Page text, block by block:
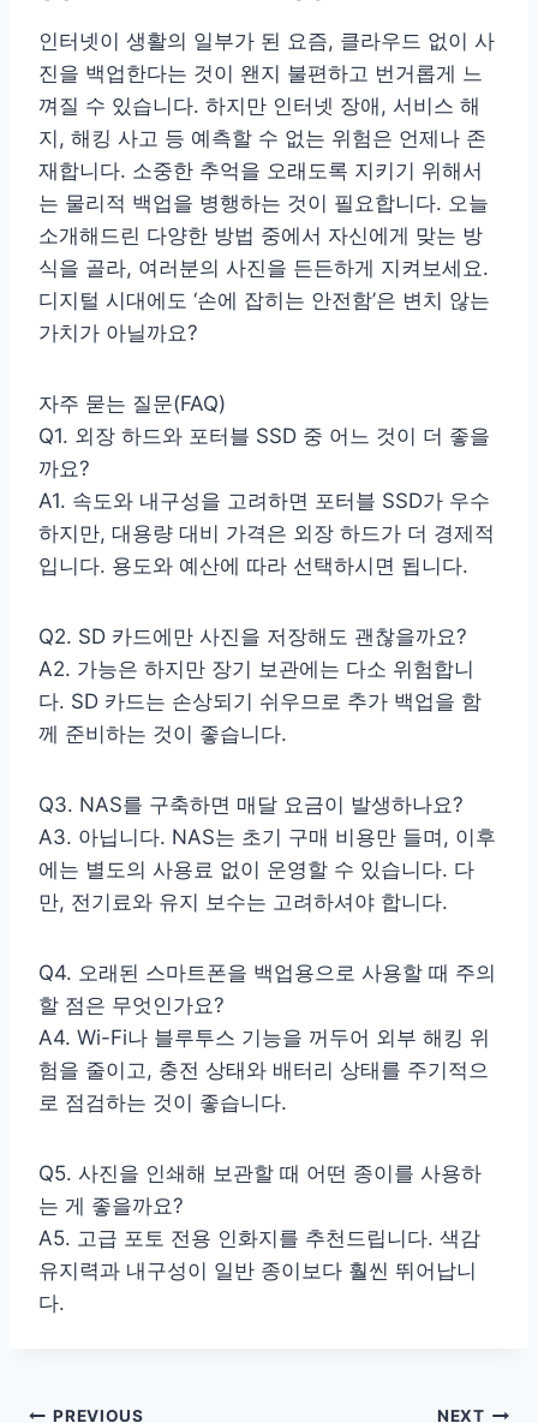
인터넷이 생활의 일부가 된 요즘, 클라우드 없이 사
진을 백업한다는 것이 왠지 불편하고 번거롭게 느
껴질 수 있습니다. 하지만 인터넷 장애, 서비스 해
지, 해킹 사고 등 예측할 수 없는 위험은 언제나 존
재합니다. 소중한 추억을 오래도록 지키기 위해서
는 물리적 백업을 병행하는 것이 필요합니다. 오늘
소개해드린 다양한 방법 중에서 자신에게 맞는 방
식을 골라, 여러분의 사진을 든든하게 지켜보세요.
디지털 시대에도 ‘손에 잡히는 안전함’은 변치 않는
가치가 아닐까요?
자주 묻는 질문(FAQ)
Q1. 외장 하드와 포터블 SSD 중 어느 것이 더 좋을
까요?
A1. 속도와 내구성을 고려하면 포터블 SSD가 우수
하지만, 대용량 대비 가격은 외장 하드가 더 경제적
입니다. 용도와 예산에 따라 선택하시면 됩니다.
Q2. SD 카드에만 사진을 저장해도 괜찮을까요?
A2. 가능은 하지만 장기 보관에는 다소 위험합니
다. SD 카드는 손상되기 쉬우므로 추가 백업을 함
께 준비하는 것이 좋습니다.
Q3. NAS를 구축하면 매달 요금이 발생하나요?
A3. 아닙니다. NAS는 초기 구매 비용만 들며, 이후
에는 별도의 사용료 없이 운영할 수 있습니다. 다
만, 전기료와 유지 보수는 고려하셔야 합니다.
Q4. 오래된 스마트폰을 백업용으로 사용할 때 주의
할 점은 무엇인가요?
A4. Wi-Fi나 블루투스 기능을 꺼두어 외부 해킹 위
험을 줄이고, 충전 상태와 배터리 상태를 주기적으
로 점검하는 것이 좋습니다.
Q5. 사진을 인쇄해 보관할 때 어떤 종이를 사용하
는 게 좋을까요?
A5. 고급 포토 전용 인화지를 추천드립니다. 색감
유지력과 내구성이 일반 종이보다 훨씬 뛰어납니
다.
PREVIOUS NEXT